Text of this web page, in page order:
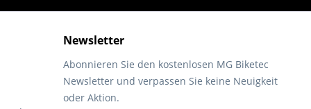
Newsletter
Abonnieren Sie den kostenlosen MG Biketec
Newsletter und verpassen Sie keine Neuigkeit
oder Aktion.